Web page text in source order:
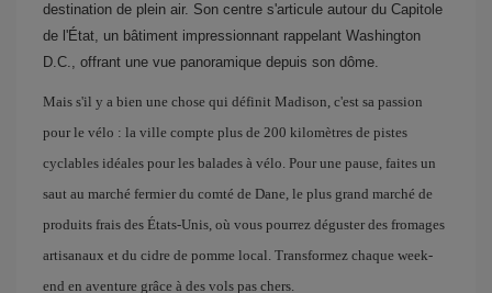
destination de plein air. Son centre s'articule autour du Capitole
de l'État, un bâtiment impressionnant rappelant Washington
D.C., offrant une vue panoramique depuis son dôme.
Mais s'il y a bien une chose qui définit Madison, c'est sa passion
pour le vélo : la ville compte plus de 200 kilomètres de pistes
cyclables idéales pour les balades à vélo. Pour une pause, faites un
saut au marché fermier du comté de Dane, le plus grand marché de
produits frais des États-Unis, où vous pourrez déguster des fromages
artisanaux et du cidre de pomme local. Transformez chaque week-
end en aventure grâce à des vols pas chers.